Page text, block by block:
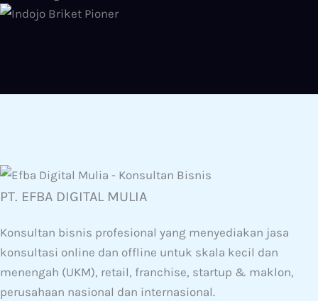
PT. EFBA DIGITAL MULIA
Konsultan bisnis profesional yang menyediakan jasa
konsultasi online dan offline untuk skala kecil dan
menengah (UKM), retail, franchise, startup & maklon,
perusahaan nasional dan internasional.